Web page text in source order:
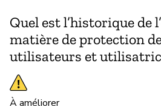
Quel est l’historique de
matière de protection
utilisateurs et
À améliorer